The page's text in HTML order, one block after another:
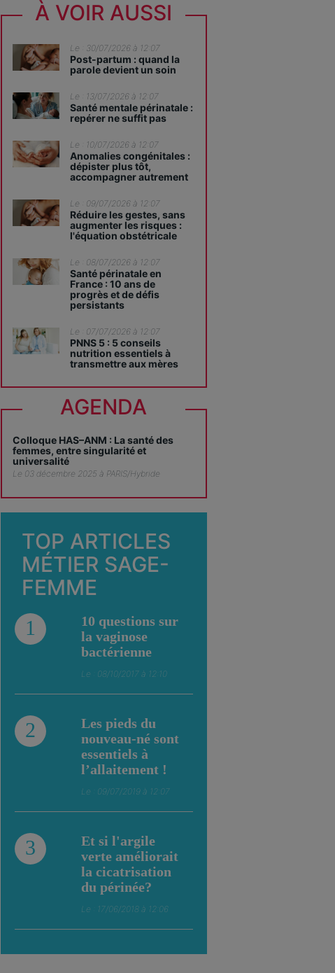
À VOIR AUSSI
Le : 30/07/2026 à 12:07
Post-partum : quand la
parole devient un soin
Le : 13/07/2026 à 12:07
Santé mentale périnatale :
repérer ne suffit pas
Le : 10/07/2026 à 12:07
Anomalies congénitales :
dépister plus tôt,
accompagner autrement
Le : 09/07/2026 à 12:07
Réduire les gestes, sans
augmenter les risques :
l'équation obstétricale
Le : 08/07/2026 à 12:07
Santé périnatale en
France : 10 ans de
progrès et de défis
persistants
Le : 07/07/2026 à 12:07
PNNS 5 : 5 conseils
nutrition essentiels à
transmettre aux mères
AGENDA
Colloque HAS–ANM : La santé des
femmes, entre singularité et
universalité
Le 03 décembre 2025 à PARIS/Hybride
TOP ARTICLES
MÉTIER SAGE-
FEMME
1
10 questions sur
la vaginose
bactérienne
Le : 08/10/2017 à 12:10
2
Les pieds du
nouveau-né sont
essentiels à
l’allaitement !
Le : 09/07/2019 à 12:07
3
Et si l'argile
verte améliorait
la cicatrisation
du périnée?
Le : 17/06/2018 à 12:06